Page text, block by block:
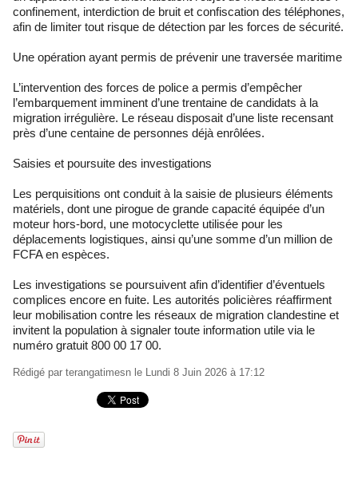
confinement, interdiction de bruit et confiscation des téléphones,
afin de limiter tout risque de détection par les forces de sécurité.
Une opération ayant permis de prévenir une traversée maritime
L’intervention des forces de police a permis d’empêcher
l’embarquement imminent d’une trentaine de candidats à la
migration irrégulière. Le réseau disposait d’une liste recensant
près d’une centaine de personnes déjà enrôlées.
Saisies et poursuite des investigations
Les perquisitions ont conduit à la saisie de plusieurs éléments
matériels, dont une pirogue de grande capacité équipée d’un
moteur hors-bord, une motocyclette utilisée pour les
déplacements logistiques, ainsi qu’une somme d’un million de
FCFA en espèces.
Les investigations se poursuivent afin d’identifier d’éventuels
complices encore en fuite. Les autorités policières réaffirment
leur mobilisation contre les réseaux de migration clandestine et
invitent la population à signaler toute information utile via le
numéro gratuit 800 00 17 00.
Rédigé par terangatimesn le Lundi 8 Juin 2026 à 17:12